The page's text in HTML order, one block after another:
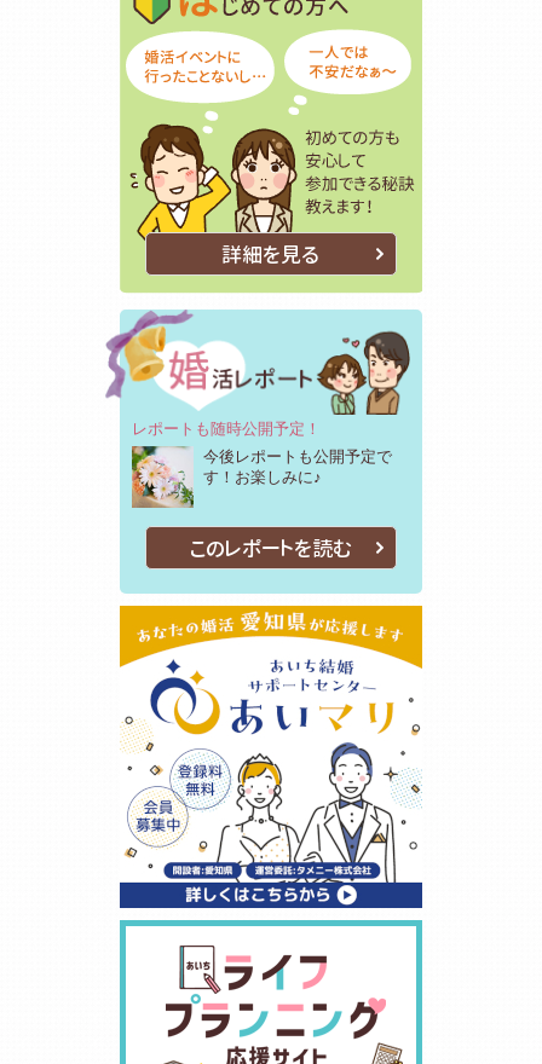
詳細を見る
レポートも随時公開予定！
今後レポートも公開予定で
す！お楽しみに♪
このレポートを読む